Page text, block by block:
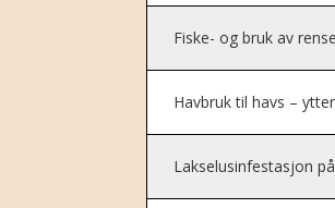
Fiske- og bruk av
Havbruk til havs –
Lakselusinfestasjon